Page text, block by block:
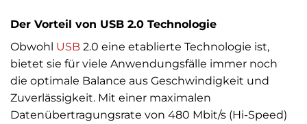
Der Vorteil von USB 2.0 Technologie
Obwohl USB 2.0 eine etablierte Technologie ist,
bietet sie für viele Anwendungsfälle immer noch
die optimale Balance aus Geschwindigkeit und
Zuverlässigkeit. Mit einer maximalen
Datenübertragungsrate von 480 Mbit/s (Hi-Speed)